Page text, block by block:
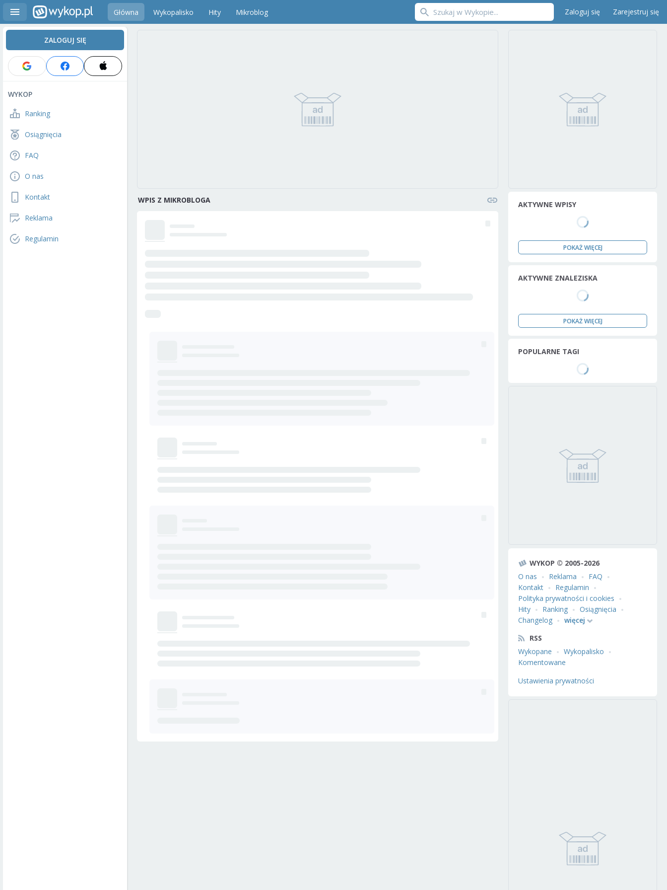
Główna Wykopalisko Hity Mikroblog Zaloguj się Zarejestruj się
ZALOGUJ SIĘ
WYKOP
Ranking
Osiągnięcia
FAQ
O nas
Kontakt
Reklama
Regulamin
WPIS Z MIKROBLOGA AKTYWNE WPISY
POKAŻ WIĘCEJ
AKTYWNE ZNALEZISKA
POKAŻ WIĘCEJ
POPULARNE TAGI
WYKOP © 2005-2026
O nas
Reklama
FAQ
Kontakt
Regulamin
Polityka prywatności i cookies
Hity
Ranking
Osiągnięcia
Changelog
więcej
RSS
Wykopane
Wykopalisko
Komentowane
Ustawienia prywatności